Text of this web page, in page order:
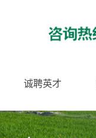
诚聘英才